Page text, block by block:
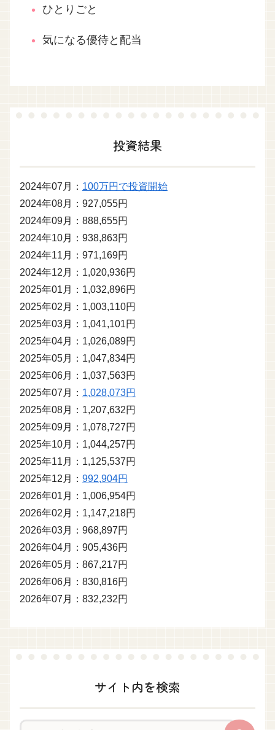
ひとりごと
気になる優待と配当
投資結果
2024年07月： 100万円で投資開始
2024年08月：927,055円
2024年09月：888,655円
2024年10月：938,863円
2024年11月：971,169円
2024年12月：1,020,936円
2025年01月：1,032,896円
2025年02月：1,003,110円
2025年03月：1,041,101円
2025年04月：1,026,089円
2025年05月：1,047,834円
2025年06月：1,037,563円
2025年07月： 1,028,073円
2025年08月：1,207,632円
2025年09月：1,078,727円
2025年10月：1,044,257円
2025年11月：1,125,537円
2025年12月： 992,904円
2026年01月：1,006,954円
2026年02月：1,147,218円
2026年03月：968,897円
2026年04月：905,436円
2026年05月：867,217円
2026年06月：830,816円
2026年07月：832,232円
サイト内を検索